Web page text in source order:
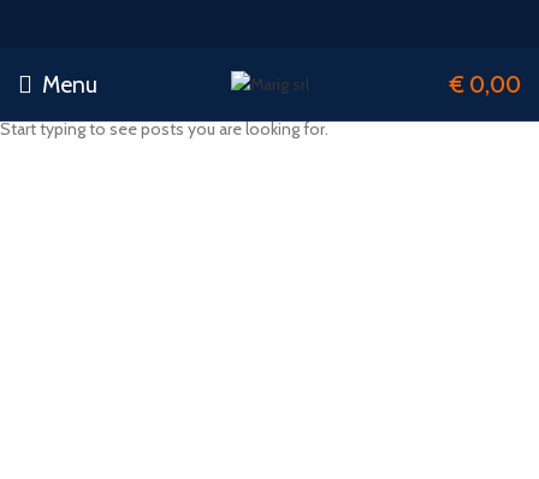
Menu € 0,00
Start typing to see posts you are looking for.